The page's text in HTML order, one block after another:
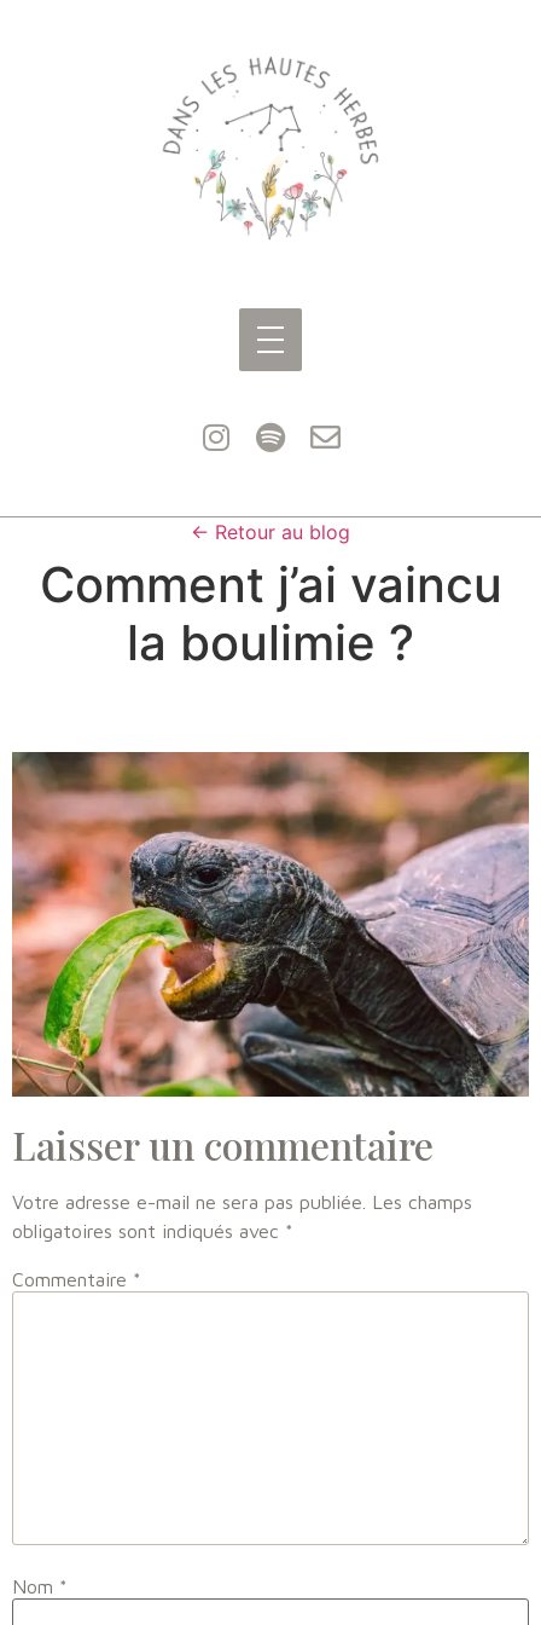
← Retour au blog
Comment j’ai vaincu
la boulimie ?
Laisser un commentaire
Votre adresse e-mail ne sera pas publiée. Les champs
obligatoires sont indiqués avec *
Commentaire *
Nom *